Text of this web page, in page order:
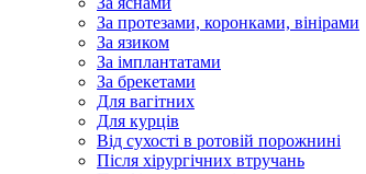
За протезами, коронками, вінірами
За язиком
За імплантатами
За брекетами
Для вагітних
Для курців
Від сухості в ротовій порожнині
Після хірургічних втручань